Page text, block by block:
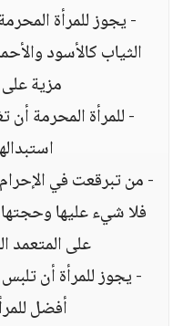
- يجوز للمرأة
الثياب كالأسود
مزية
- للمرأة المحرمة أن
- من تبرقعت في
فلا شيء عليها
على المتعمد
- يجوز للمرأة أن
أفضل